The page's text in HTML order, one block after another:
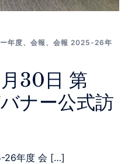
年度、 会報 、 会報 2025-26年
30日 第
ナー公式訪
26年度 会 […]